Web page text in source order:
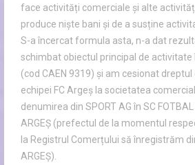
face activități comerciale și alte
produce niște bani și de a susține
S-a încercat formula asta, n-a dat
schimbat obiectul principal de
(cod CAEN 9319) și am cesionat dreptul
echipei FC Argeș la societatea
denumirea din SPORT AG în SC
ARGEȘ (prefectul de la momentul
la Registrul Comerțului să înregistrăm
ARGEȘ).